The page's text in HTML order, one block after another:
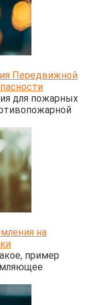
Передвижной
для пожарных
на
пример